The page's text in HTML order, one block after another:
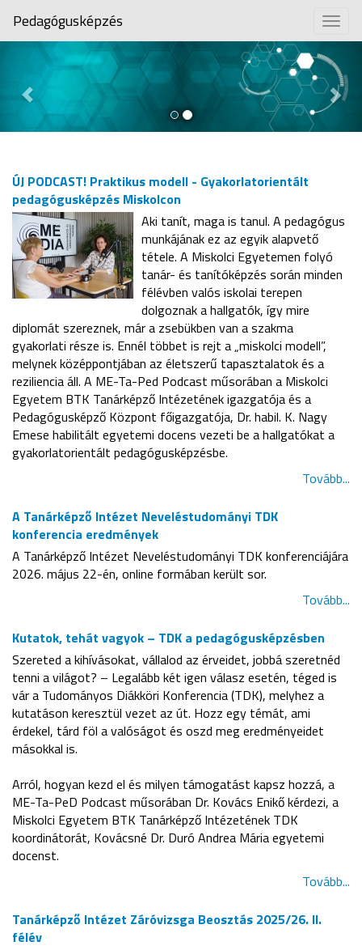
Pedagógusképzés
Previous
ÚJ PODCAST! Praktikus modell - Gyakorlatorientált
pedagógusképzés Miskolcon
Aki tanít, maga is tanul. A pedagógus
munkájának ez az egyik alapvető
tétele. A Miskolci Egyetemen folyó
tanár- és tanítóképzés során minden
félévben valós iskolai terepen
dolgoznak a hallgatók, így mire
diplomát szereznek, már a zsebükben van a szakma
gyakorlati része is. Ennél többet is rejt a „miskolci modell”,
melynek középpontjában az életszerű tapasztalatok és a
reziliencia áll. A ME-Ta-Ped Podcast műsorában a Miskolci
Egyetem BTK Tanárképző Intézetének igazgatója és a
Pedagógusképző Központ főigazgatója, Dr. habil. K. Nagy
Emese habilitált egyetemi docens vezeti be a hallgatókat a
gyakorlatorientált pedagógusképzésbe.
Tovább...
A Tanárképző Intézet Neveléstudományi TDK
konferencia eredmények
A Tanárképző Intézet Neveléstudományi TDK konferenciájára
2026. május 22-én, online formában került sor.
Tovább...
Kutatok, tehát vagyok – TDK a pedagógusképzésben
Szereted a kihívásokat, vállalod az érveidet, jobbá szeretnéd
tenni a világot? – Legalább két igen válasz esetén, téged is
vár a Tudományos Diákköri Konferencia (TDK), melyhez a
kutatáson keresztül vezet az út. Hozz egy témát, ami
érdekel, tárd föl a valóságot és oszd meg eredményeidet
másokkal is.
Arról, hogyan kezd el és milyen támogatást kapsz hozzá, a
ME-Ta-PeD Podcast műsorában Dr. Kovács Enikő kérdezi, a
Miskolci Egyetem BTK Tanárképző Intézetének TDK
koordinátorát, Kovácsné Dr. Duró Andrea Mária egyetemi
docenst.
Tovább...
Tanárképző Intézet Záróvizsga Beosztás 2025/26. II.
félév